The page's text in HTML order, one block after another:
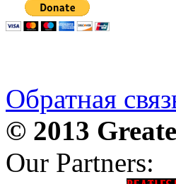
Обратная
© 2013
Our Partners: